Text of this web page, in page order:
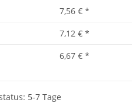
7,56 € *
7,12 € *
6,67 € *
5-7 Tage
inkl.